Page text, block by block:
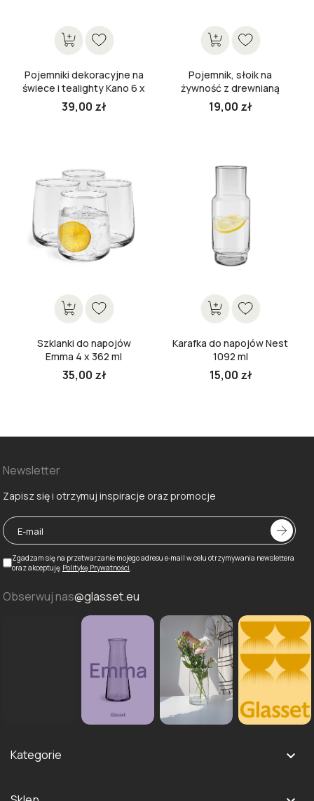
Pojemniki dekoracyjne na
świece i tealighty Kano 6 x
8 cm
39,00 zł
Pojemnik, słoik na
żywność z drewnianą
pokrywką Stor 20 cm
19,00 zł
Szklanki do napojów
Emma 4 x 362 ml
35,00 zł
Karafka do napojów Nest
1092 ml
15,00 zł
Newsletter
Zapisz się i otrzymuj inspiracje oraz promocje
Zgadzam się na przetwarzanie mojego adresu e‑mail w celu otrzymywania newslettera
oraz akceptuję Politykę Prywatności.
Obserwuj nas@glasset.eu
Kategorie 